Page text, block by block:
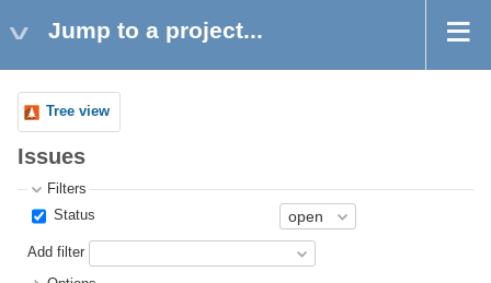
Jump to a project...
Tree view
Issues
Filters
Status
Add filter